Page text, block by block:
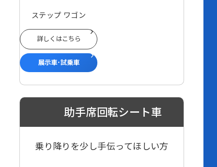
ステップ ワゴン
詳しくはこちら
展示車･試乗車
助手席回転シート車
乗り降りを少し手伝ってほしい方